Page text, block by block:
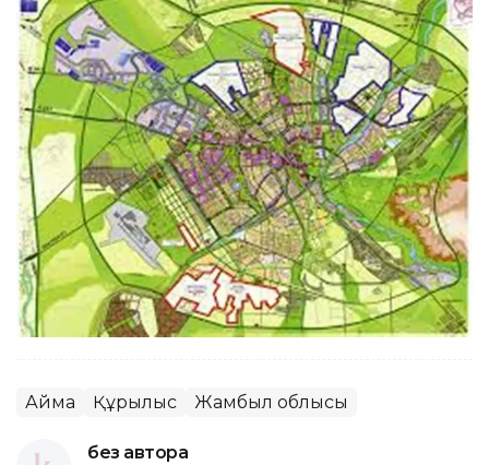
Аймақ Құрылыс Жамбыл облысы
без автора